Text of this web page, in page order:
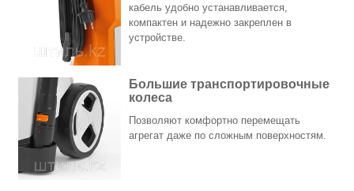
кабель удобно устанавливается,
компактен и надежно закреплен в
устройстве.
Большие транспортировочные
колеса
Позволяют комфортно перемещать
агрегат даже по сложным поверхностям.